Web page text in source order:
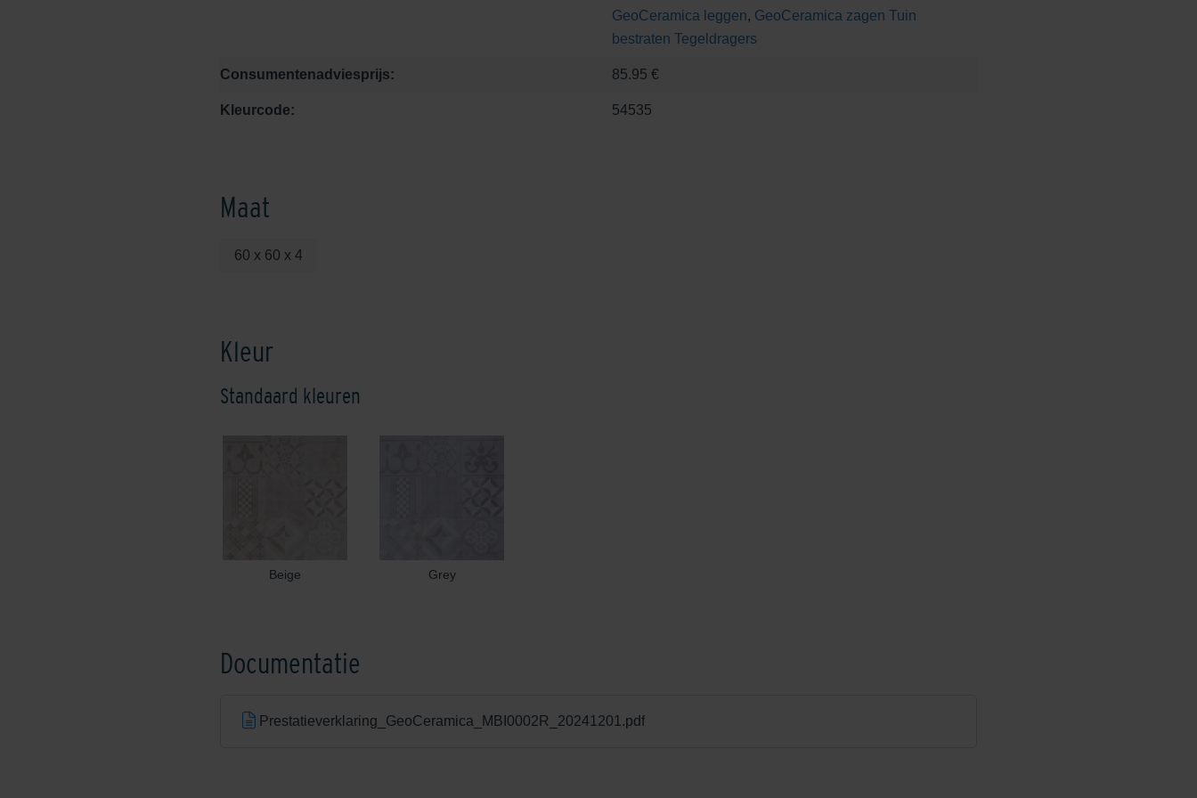
GeoCeramica leggen, GeoCeramica zagen Tuin
bestraten Tegeldragers
Consumentenadviesprijs: 85.95 €
Kleurcode: 54535
Maat
60 x 60 x 4
Kleur
Standaard kleuren
Beige Grey
Documentatie
Prestatieverklaring_GeoCeramica_MBI0002R_20241201.pdf